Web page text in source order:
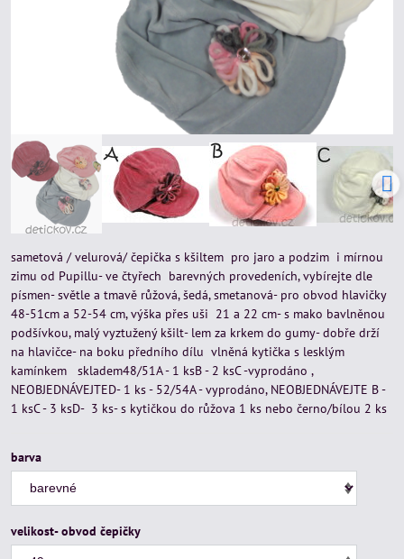
sametová / velurová/ čepička s kšiltem pro jaro a podzim i mírnou
zimu od Pupillu- ve čtyřech barevných provedeních, vybírejte dle
písmen- světle a tmavě růžová, šedá, smetanová- pro obvod hlavičky
48-51cm a 52-54 cm, výška přes uši 21 a 22 cm- s mako bavlněnou
podšívkou, malý vyztužený kšilt- lem za krkem do gumy- dobře drží
na hlavičce- na boku předního dílu vlněná kytička s lesklým
kamínkem skladem48/51A - 1 ksB - 2 ksC -vyprodáno ,
NEOBJEDNÁVEJTED- 1 ks - 52/54A - vyprodáno, NEOBJEDNÁVEJTE B -
1 ksC - 3 ksD- 3 ks- s kytičkou do růžova 1 ks nebo černo/bílou 2 ks
barva
velikost- obvod čepičky